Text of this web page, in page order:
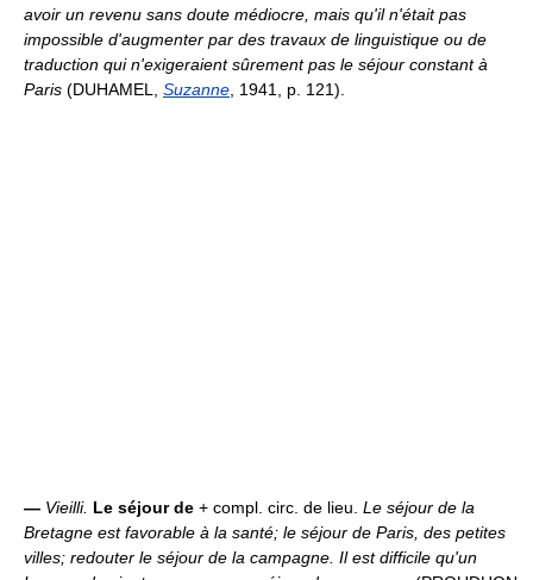
avoir un revenu sans doute médiocre, mais qu'il n'était pas
impossible d'augmenter par des travaux de linguistique ou de
traduction qui n'exigeraient sûrement pas le séjour constant à
Paris (DUHAMEL, Suzanne , 1941, p. 121).
— Vieilli. Le séjour de + compl. circ. de lieu. Le séjour de la
Bretagne est favorable à la santé; le séjour de Paris, des petites
villes; redouter le séjour de la campagne. Il est difficile qu'un